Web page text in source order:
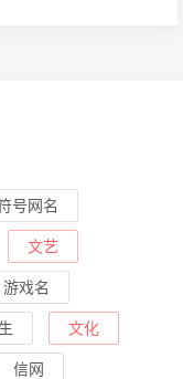
号网名
文艺
游戏名
文化
信网